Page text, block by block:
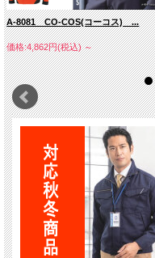
A-8081 CO-COS(コーコス) ...
価格:4,862円(税込)～